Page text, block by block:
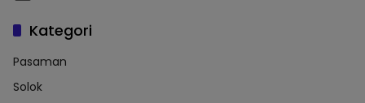
Kategori
Pasaman
Solok